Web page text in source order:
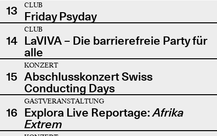
13
CLUB
Friday Psyday
14
CLUB
LaVIVA – Die barrierefreie Party für
alle
15
KONZERT
Abschlusskonzert Swiss
Conducting Days
16
GASTVERANSTALTUNG
Explora Live Reportage:Afrika
Extrem